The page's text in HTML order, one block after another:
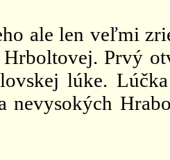
ale len veľmi
Prvý
lúke.
nevysokých